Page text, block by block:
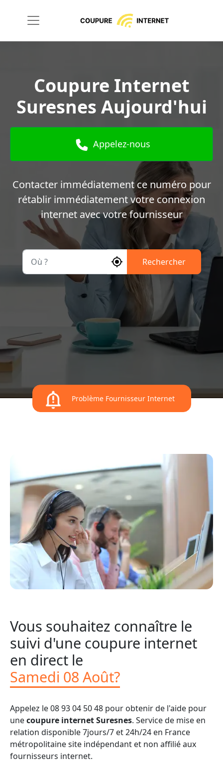
Coupure Internet
Suresnes Aujourd'hui
Appelez-nous
Contacter immédiatement ce numéro pour
rétablir immédiatement votre connexion
internet avec votre fournisseur
Rechercher
Problème Fournisseur Internet
Vous souhaitez connaître le
suivi d'une coupure internet
en direct le
Samedi 08 Août?
Appelez le 08 93 04 50 48 pour obtenir de l'aide pour
unecoupure internet Suresnes. Service de mise en
relation disponible 7jours/7 et 24h/24 en France
métropolitaine site indépendant et non affilié aux
fournisseurs internet.